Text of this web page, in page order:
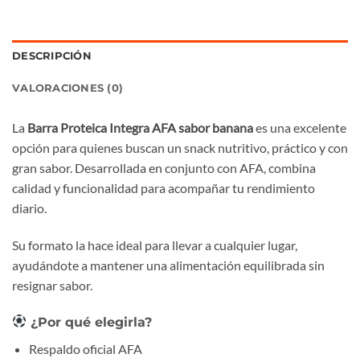
DESCRIPCIÓN
VALORACIONES (0)
La Barra Proteica Integra AFA sabor bananaes una excelente
opción para quienes buscan un snack nutritivo, práctico y con
gran sabor. Desarrollada en conjunto con AFA, combina
calidad y funcionalidad para acompañar tu rendimiento
diario.
Su formato la hace ideal para llevar a cualquier lugar,
ayudándote a mantener una alimentación equilibrada sin
resignar sabor.
¿Por qué elegirla?
Respaldo oficial AFA